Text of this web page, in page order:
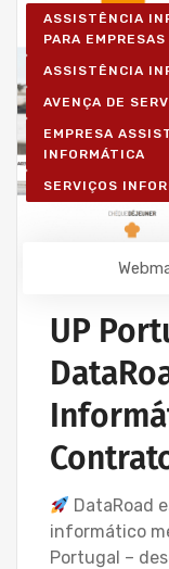
ASSISTÊNCIA
PARA EMPRESAS
ASSISTÊNCIA
AVENÇA DE
EMPRESA
INFORMÁTICA
SERVIÇOS
UP
DataRoad
informático
Portugal –